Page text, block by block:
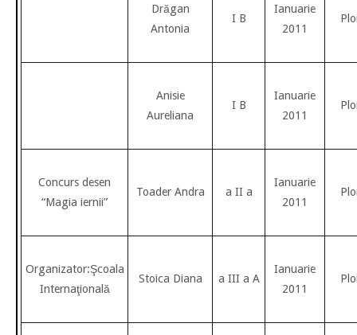
Drăgan
Antonia
I B
Ianuarie
2011
Anisie
Aureliana
I B
Ianuarie
2011
Concurs desen
“Magia iernii”
Toader Andra a II a
Ianuarie
2011
Organizator:Şcoala
Internaţională
Stoica Diana a III a A
Ianuarie
2011